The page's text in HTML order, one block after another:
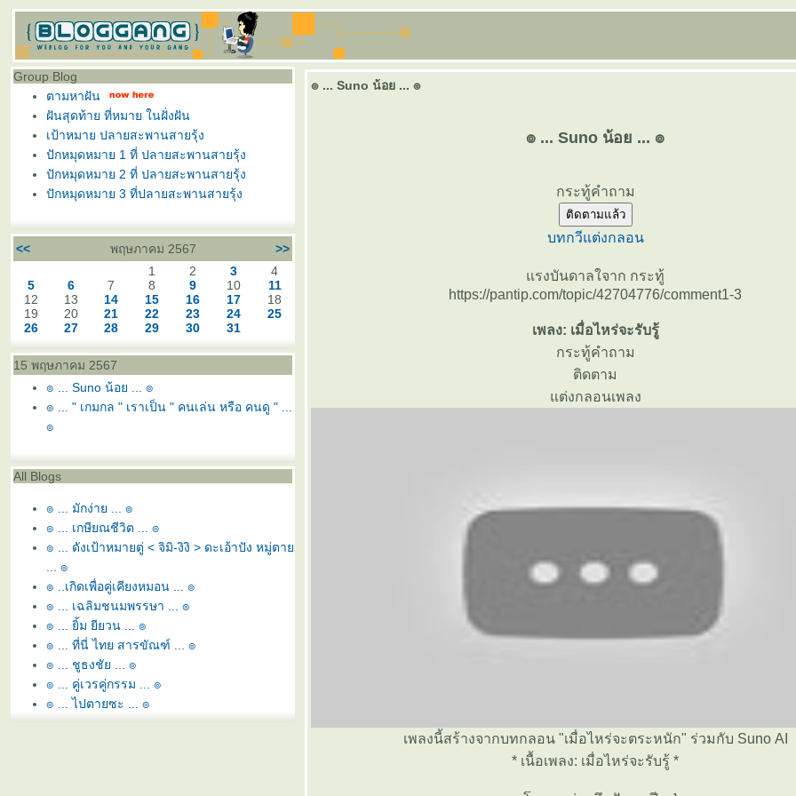
Group Blog
ตามหาฝัน
ฝันสุดท้าย ที่หมาย ในฝั่งฝัน
เป้าหมาย ปลายสะพานสายรุ้ง
ปักหมุดหมาย 1 ที่ ปลายสะพานสายรุ้ง
ปักหมุดหมาย 2 ที่ ปลายสะพานสายรุ้ง
ปักหมุดหมาย 3 ที่ปลายสะพานสายรุ้ง
<< พฤษภาคม 2567
>>
1
2 3
4
5
6 7 8 9 10
11
12
13 14 15 16 17
18
19
20 21 22 23 24
25
26
27 28 29 30 31
15 พฤษภาคม 2567
๏ ... Suno น้อย ... ๏
๏ ... " เกมกล " เราเป็น " คนเล่น หรือ คนดู " ...
๏
All Blogs
๏ ... มักง่าย ... ๏
๏ ... เกษียณชีวิต ... ๏
๏ ... ดังเป้าหมายตู่ < จิมิ-งิงิ > ดะเอ้าปัง หมู่ตา
... ๏
๏ ..เกิดเพื่อคู่เคียงหมอน ... ๏
๏ ... เฉลิมชนมพรรษา ... ๏
๏ ... ยิ้ม ยียวน ... ๏
๏ ... ที่นี่ ไทย สารขัณฑ์ ... ๏
๏ ... ชูธงชัย ... ๏
๏ ... คู่เวรคู่กรรม ... ๏
๏ ... ไปตายซะ ... ๏
๏ ... Suno น้อย ... ๏
๏ ... Suno น้อย ... ๏
กระทู้คำถาม
ติดตามแล้ว
บทกวีต่งกลอน
รงบันดาลใจาก กระทู้
https://pantip.com/topic/42704776/comment1-3
เพลง: เมื่อไหร่จะรับรู้
กระทู้คำถาม
ติดตาม
ต่งกลอนเพลง
เพลงนี้สร้างจากบทกลอน "เมื่อไหร่จะตระหนัก" ร่วมกับ Suno AI
* เนื้อเพลง: เมื่อไหร่จะรับรู้ *